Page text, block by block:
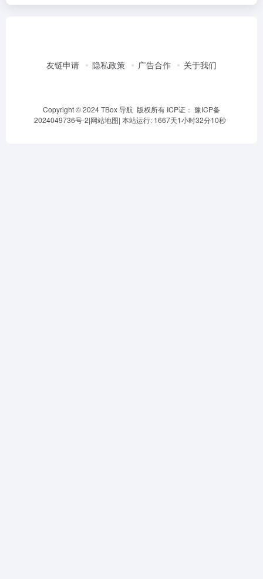
友链申请 隐私政策 广告合作 关于我们
Copyright © 2024 TBox 导航 版权所有 ICP证： 豫ICP备
2024049736号-2|网站地图| 本站运行: 1667天1小时32分10秒